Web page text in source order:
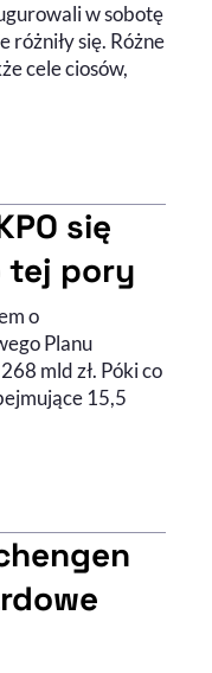
w sobotę
różniły się. Różne
cele ciosów,
się
tej pory
o
Planu
mld zł. Póki co
15,5